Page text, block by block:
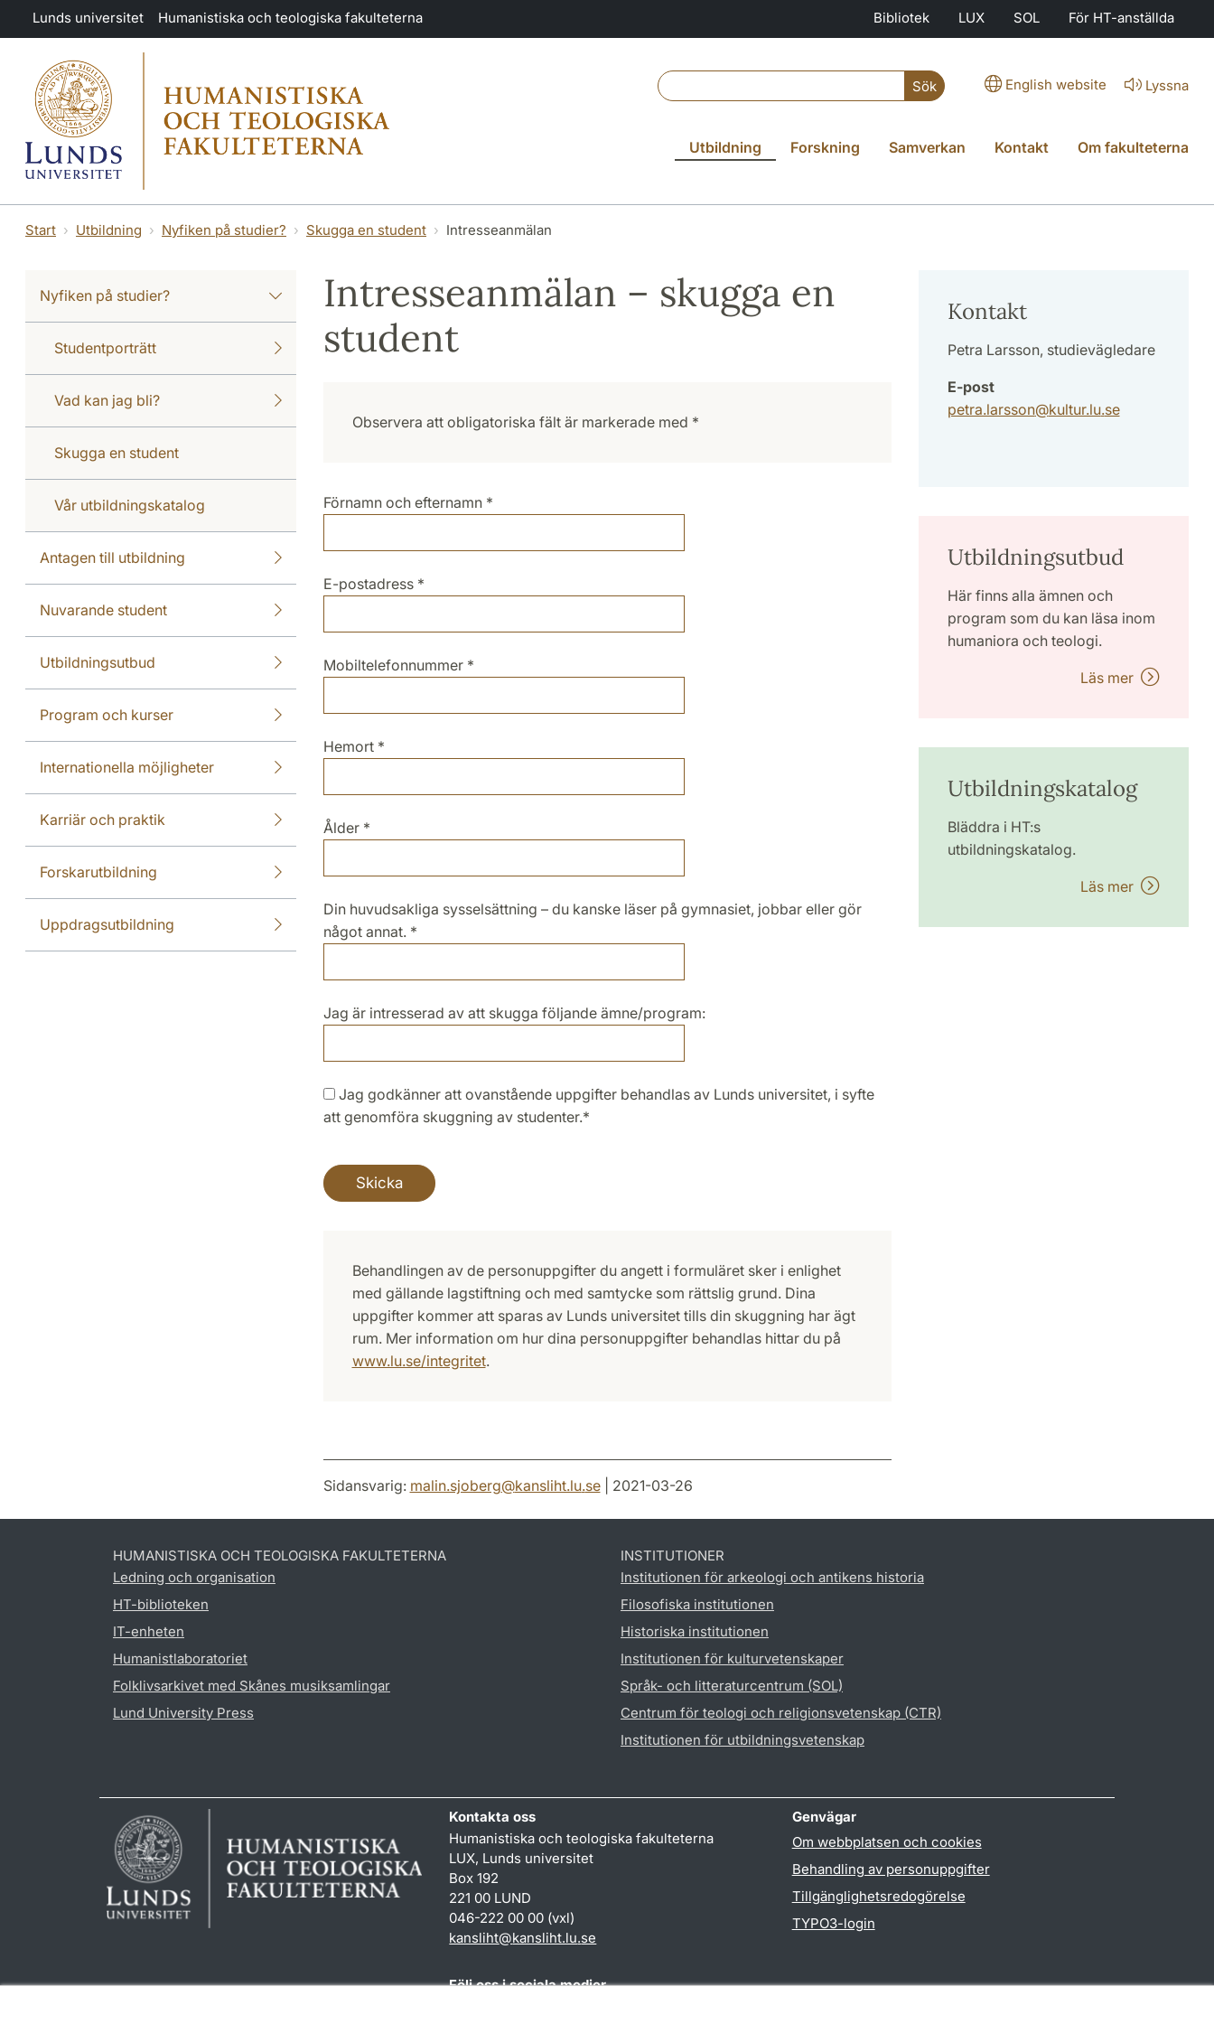
Hoppa till huvudinnehåll
Lunds universitet Humanistiska och teologiska fakulteterna Bibliotek LUX SOL För HT-anställda
Sök English website Lyssna
Utbildning Forskning Samverkan Kontakt Om fakulteterna
Start Utbildning Nyfiken på studier? Skugga en student Intresseanmälan
Nyfiken på studier?
Studentporträtt
Vad kan jag bli?
Skugga en student
Vår utbildningskatalog
Antagen till utbildning
Nuvarande student
Utbildningsutbud
Program och kurser
Internationella möjligheter
Karriär och praktik
Forskarutbildning
Uppdragsutbildning
Intresseanmälan – skugga en
student
Observera att obligatoriska fält är markerade med *
Förnamn och efternamn *
E-postadress *
Mobiltelefonnummer *
Hemort *
Ålder *
Din huvudsakliga sysselsättning – du kanske läser på gymnasiet, jobbar eller gör
något annat. *
Jag är intresserad av att skugga följande ämne/program:
Jag godkänner att ovanstående uppgifter behandlas av Lunds universitet, i syfte
att genomföra skuggning av studenter.*
Behandlingen av de personuppgifter du angett i formuläret sker i enlighet
med gällande lagstiftning och med samtycke som rättslig grund. Dina
uppgifter kommer att sparas av Lunds universitet tills din skuggning har ägt
rum. Mer information om hur dina personuppgifter behandlas hittar du på
www.lu.se/integritet.
Kontakt
Petra Larsson, studievägledare
E-post
petra.larsson@kultur.lu.se
Utbildningsutbud
Här finns alla ämnen och
program som du kan läsa inom
humaniora och teologi.
Läs mer
Utbildningskatalog
Bläddra i HT:s
utbildningskatalog.
Läs mer
Sidansvarig: malin.sjoberg@kansliht.lu.se| 2021-03-26
HUMANISTISKA OCH TEOLOGISKA FAKULTETERNA
Ledning och organisation
HT-biblioteken
IT-enheten
Humanistlaboratoriet
Folklivsarkivet med Skånes musiksamlingar
Lund University Press
INSTITUTIONER
Institutionen för arkeologi och antikens historia
Filosofiska institutionen
Historiska institutionen
Institutionen för kulturvetenskaper
Språk- och litteraturcentrum (SOL)
Centrum för teologi och religionsvetenskap (CTR)
Institutionen för utbildningsvetenskap
Kontakta oss
Humanistiska och teologiska fakulteterna
LUX, Lunds universitet
Box 192
221 00 LUND
046-222 00 00 (vxl)
kansliht@kansliht.lu.se
Genvägar
Om webbplatsen och cookies
Behandling av personuppgifter
Tillgänglighetsredogörelse
TYPO3-login
Följ oss i sociala medier